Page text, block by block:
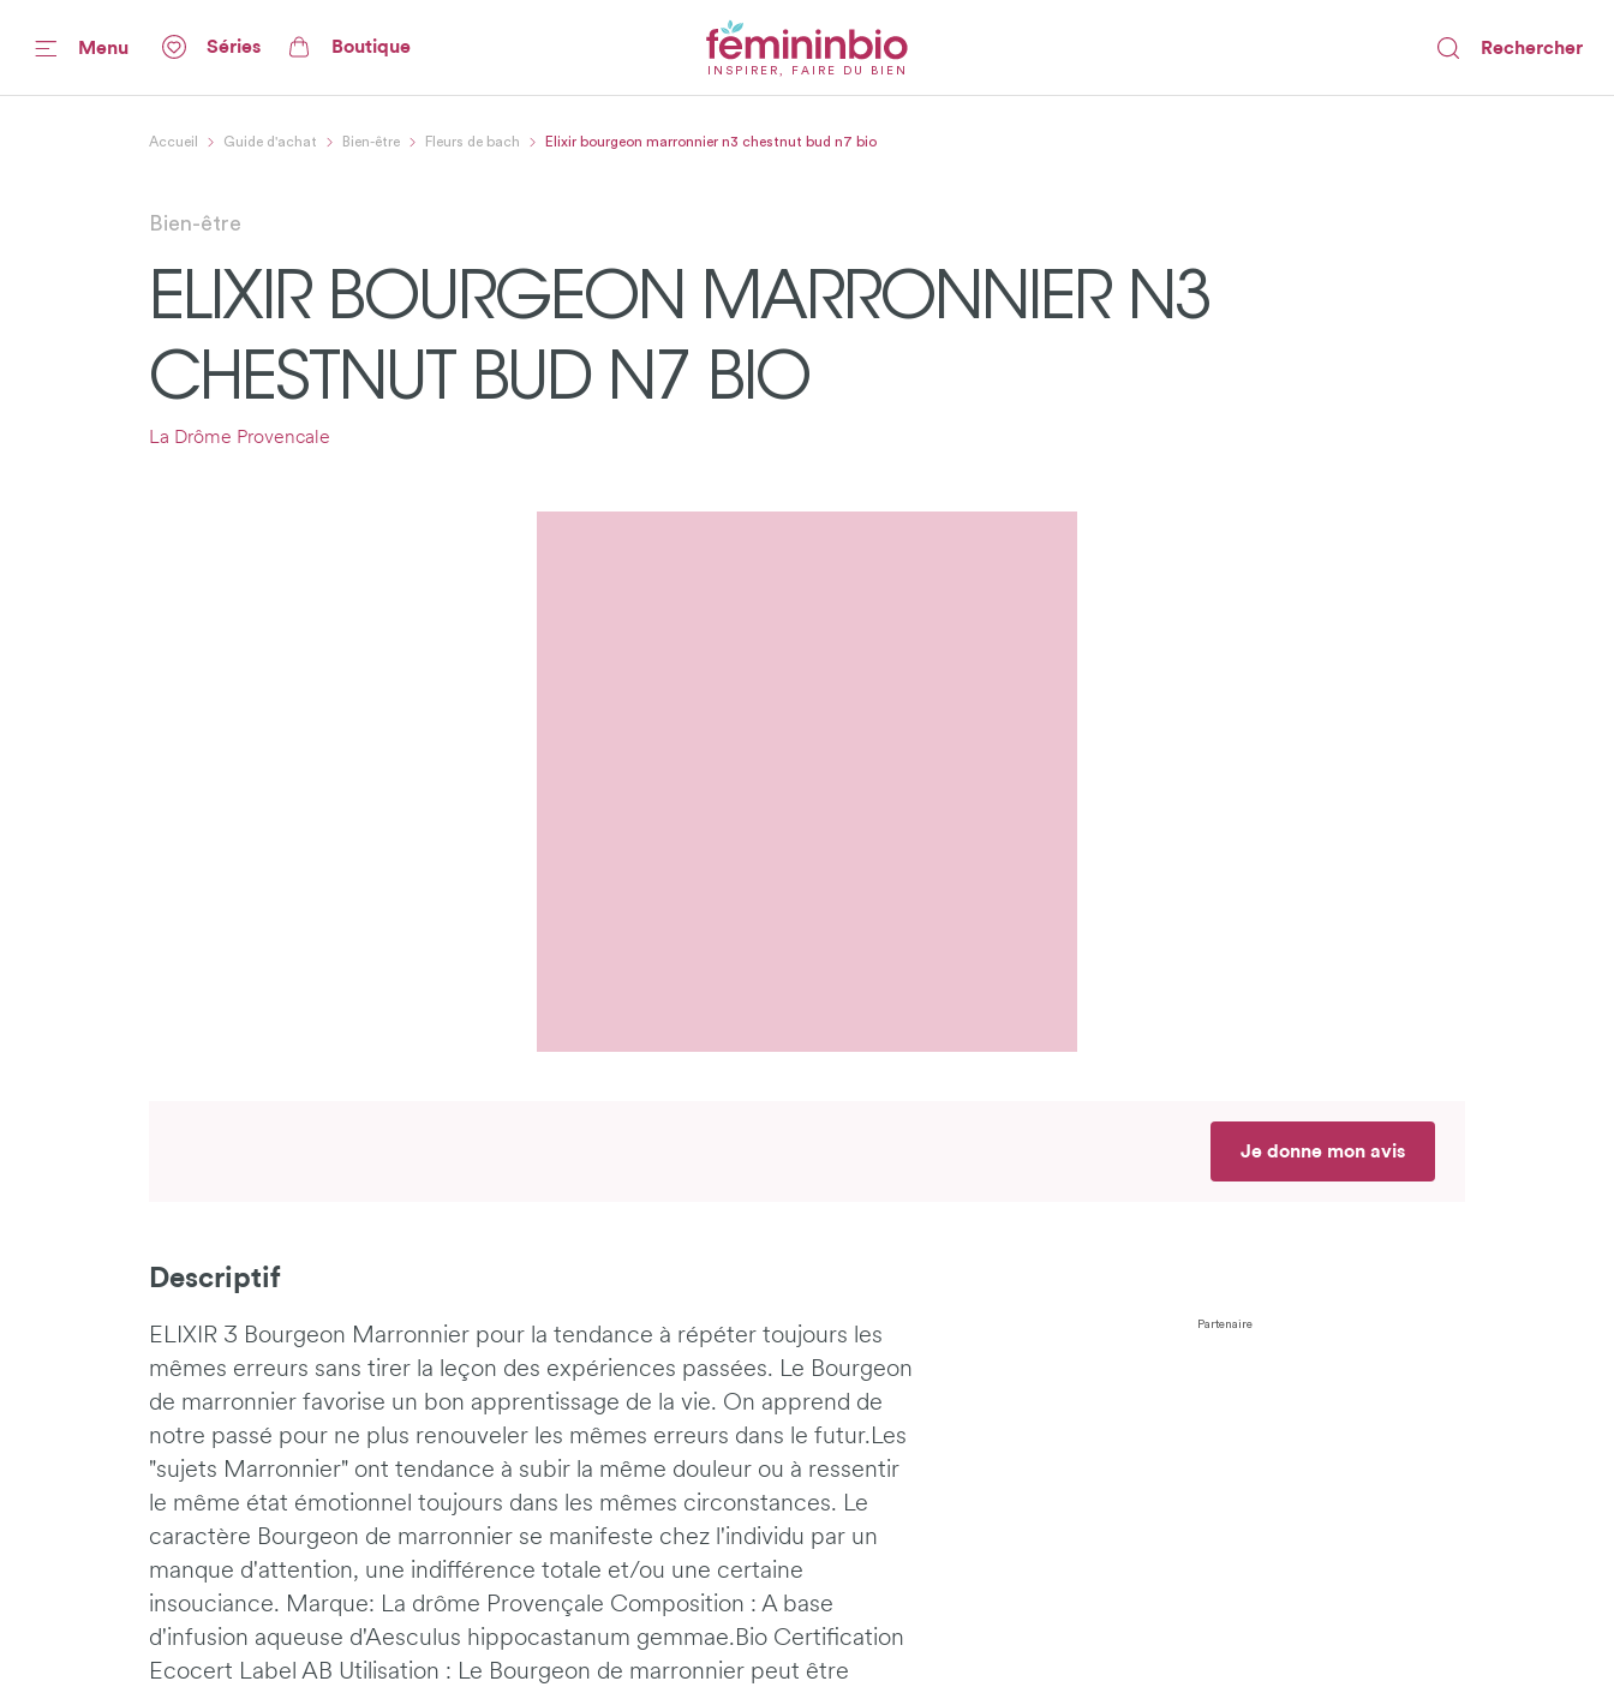
Menu Séries Boutique
INSPIRER, FAIRE DU BIEN
Rechercher
Accueil Guide d'achat Bien-être Fleurs de bach Elixir bourgeon marronnier n3 chestnut bud n7 bio
Bien-être
ELIXIR BOURGEON MARRONNIER N3
CHESTNUT BUD N7 BIO
La Drôme Provencale
Je donne mon avis
Partenaire
Descriptif
ELIXIR 3 Bourgeon Marronnier pour la tendance à répéter toujours les
mêmes erreurs sans tirer la leçon des expériences passées. Le Bourgeon
de marronnier favorise un bon apprentissage de la vie. On apprend de
notre passé pour ne plus renouveler les mêmes erreurs dans le futur.Les
"sujets Marronnier" ont tendance à subir la même douleur ou à ressentir
le même état émotionnel toujours dans les mêmes circonstances. Le
caractère Bourgeon de marronnier se manifeste chez l'individu par un
manque d'attention, une indifférence totale et/ou une certaine
insouciance. Marque: La drôme Provençale Composition : A base
d'infusion aqueuse d'Aesculus hippocastanum gemmae.Bio Certification
Ecocert Label AB Utilisation : Le Bourgeon de marronnier peut être